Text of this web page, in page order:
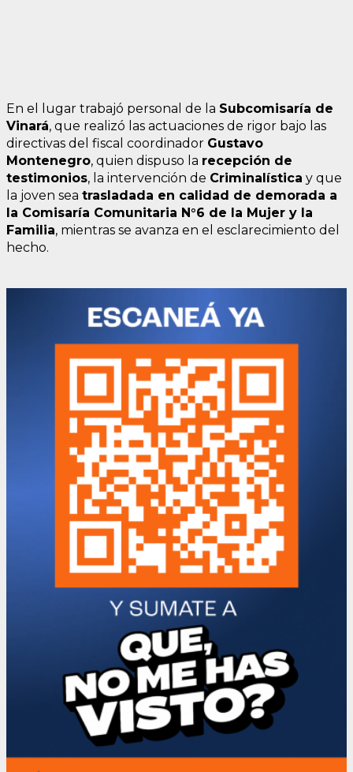
En el lugar trabajó personal de la Subcomisaría de
Vinará, que realizó las actuaciones de rigor bajo las
directivas del fiscal coordinador Gustavo
Montenegro, quien dispuso la recepción de
testimonios, la intervención de Criminalística y que
la joven sea trasladada en calidad de demorada a
la Comisaría Comunitaria N°6 de la Mujer y la
Familia, mientras se avanza en el esclarecimiento del
hecho.